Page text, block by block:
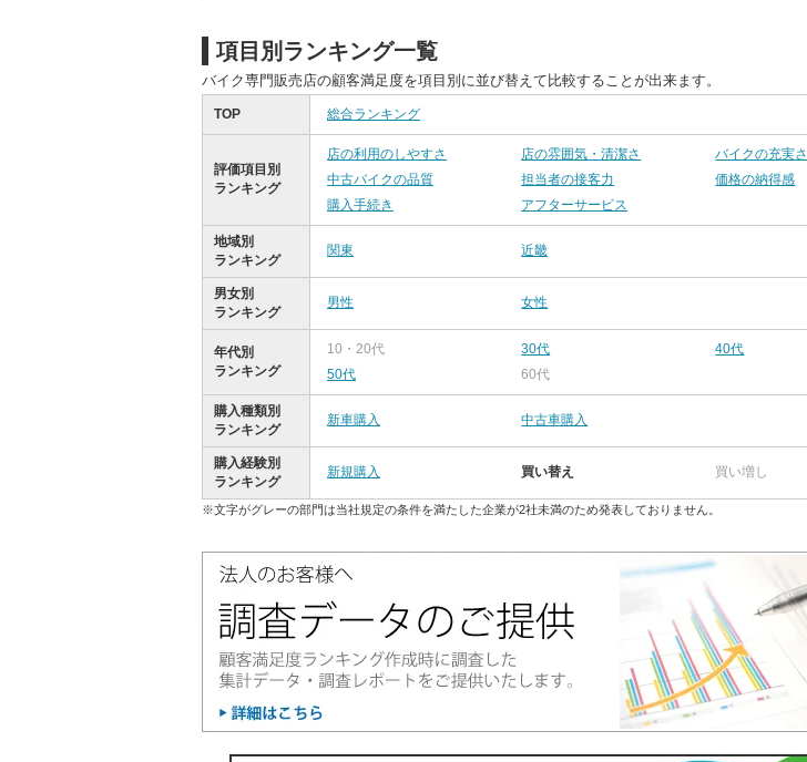
項目別ランキング一覧
バイク専門販売店の顧客満足度を項目別に並び替えて比較することが出来ます。
TOP 総合ランキング
評価項目別
ランキング
店の利用のしやすさ 店の雰囲気・清潔さ
バイクの充実さ
中古バイクの品質
担当者の接客力
価格の納得感
購入手続き
アフターサービス
地域別
ランキング
関東 近畿
男女別
ランキング
男性 女性
年代別
ランキング
10・20代 30代
40代
50代
60代
購入種類別
ランキング
新車購入 中古車購入
購入経験別
ランキング
新規購入 買い替え 買い増し
※文字がグレーの部門は当社規定の条件を満たした企業が2社未満のため発表しておりません。